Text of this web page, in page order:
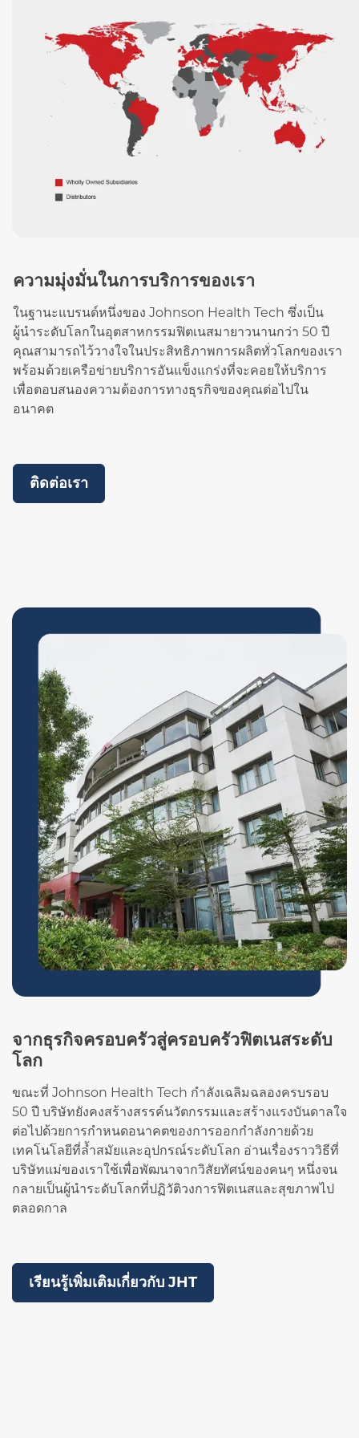
ความมุ่งมั่นในการบริการของเรา
ในฐานะแบรนด์หนึ่งของ Johnson Health Tech ซึ่งเป็น
ผู้นำระดับโลกในอุตสาหกรรมฟิตเนสมายาวนานกว่า 50 ปี
คุณสามารถไว้วางใจในประสิทธิภาพการผลิตทั่วโลกของเรา
พร้อมด้วยเครือข่ายบริการอันแข็งแกร่งที่จะคอยให้บริการ
เพื่อตอบสนองความต้องการทางธุรกิจของคุณต่อไปใน
อนาคต
ติดต่อเรา
จากธุรกิจครอบครัวสู่ครอบครัวฟิตเนสระดับ
โลก
ขณะที่ Johnson Health Tech กำลังเฉลิมฉลองครบรอบ
50 ปี บริษัทยังคงสร้างสรรค์นวัตกรรมและสร้างแรงบันดาลใจ
ต่อไปด้วยการกำหนดอนาคตของการออกกำลังกายด้วย
เทคโนโลยีที่ล้ำสมัยและอุปกรณ์ระดับโลก อ่านเรื่องราววิธีที่
บริษัทแม่ของเราใช้เพื่อพัฒนาจากวิสัยทัศน์ของคนๆ หนึ่งจน
กลายเป็นผู้นำระดับโลกที่ปฏิวัติวงการฟิตเนสและสุขภาพไป
ตลอดกาล
เรียนรู้เพิ่มเติมเกี่ยวกับ JHT